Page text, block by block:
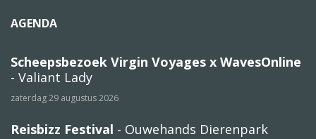
AGENDA
Scheepsbezoek Virgin Voyages x WavesOnline
- Valiant Lady
zaterdag 29 augustus 2026
Reisbizz Festival - Ouwehands Dierenpark